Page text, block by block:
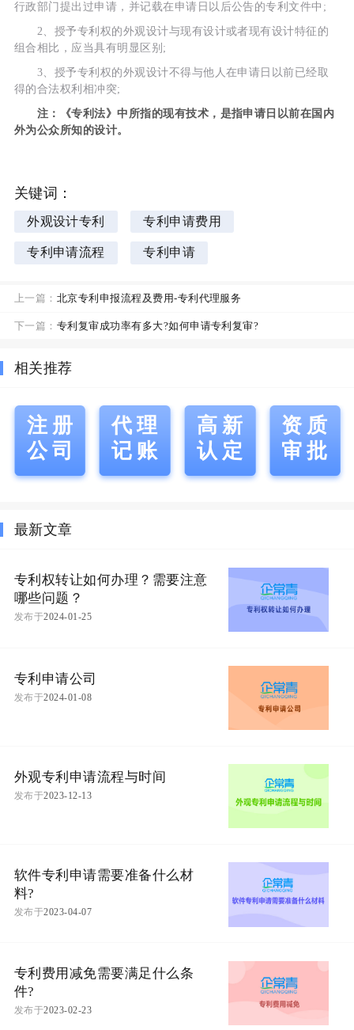
行政部门提出过申请，并记载在申请日以后公告的专利文件中;
2、授予专利权的外观设计与现有设计或者现有设计特征的
组合相比，应当具有明显区别;
3、授予专利权的外观设计不得与他人在申请日以前已经取
得的合法权利相冲突;
注：《专利法》中所指的现有技术，是指申请日以前在国内
外为公众所知的设计。
关键词：
外观设计专利 专利申请费用
专利申请流程 专利申请
上一篇： 北京专利申报流程及费用-专利代理服务
下一篇： 专利复审成功率有多大?如何申请专利复审?
相关推荐
注册
公司
代理
记账
高新
认定
资质
审批
最新文章
专利权转让如何办理？需要注意
哪些问题？
发布于2024-01-25
专利申请公司
发布于2024-01-08
外观专利申请流程与时间
发布于2023-12-13
软件专利申请需要准备什么材
料?
发布于2023-04-07
专利费用减免需要满足什么条
件?
发布于2023-02-23